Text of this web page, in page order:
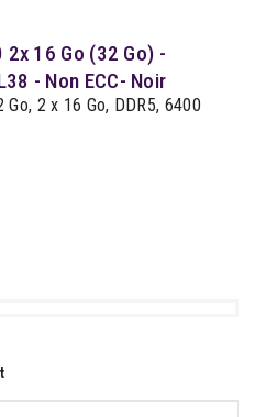
2x 16 Go (32 Go) -
- Non ECC- Noir
Go, 2 x 16 Go, DDR5, 6400